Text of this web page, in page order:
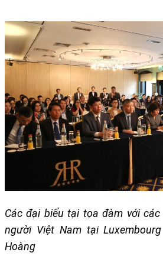
Các đại biểu tại tọa đàm với
người Việt Nam tại
Hoàng